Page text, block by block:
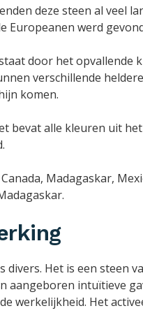
deze steen al veel
Europeanen werd
door het opvallende
verschillende
komen.
bevat alle kleuren uit
Madagaskar,
Het is een steen
aangeboren intuïtieve
werkelijkheid. Het